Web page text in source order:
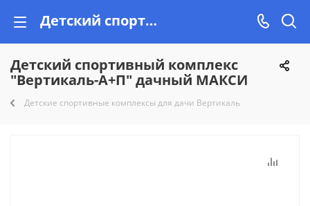
Детский спортивный комплекс "Вертикаль-А+П" дачный МАКСИ купить недорого на Vishop!
Детский спортивный комплекс
"Вертикаль-А+П" дачный МАКСИ
Детские спортивные комплексы для дачи Вертикаль